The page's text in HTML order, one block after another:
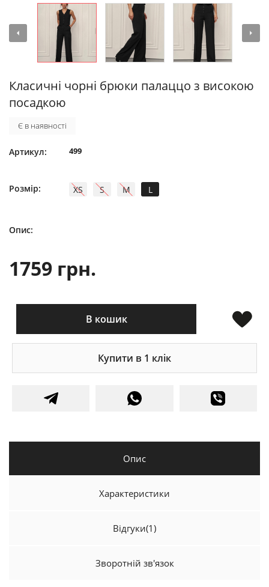
Класичні чорні брюки палаццо з високою
посадкою
Є в наявності
Артикул: 499
Розмір: XS S M L
Опис:
1759 грн.
В кошик
Купити в 1 клік
Опис
Характеристики
Відгуки(1)
Зворотній зв'язок